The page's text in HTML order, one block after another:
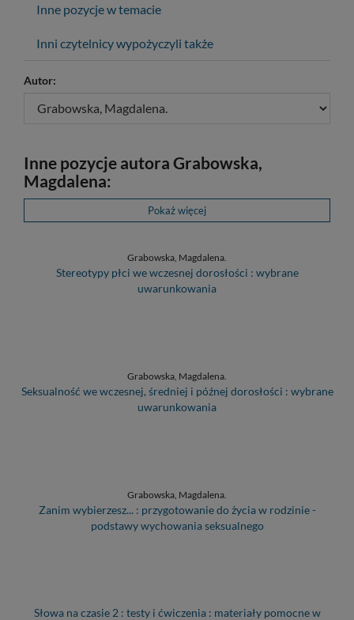
Inne pozycje w temacie
Inni czytelnicy wypożyczyli także
Autor:
Inne pozycje autora Grabowska,
Magdalena:
Pokaż więcej
Grabowska, Magdalena.
Stereotypy płci we wczesnej dorosłości : wybrane
uwarunkowania
Grabowska, Magdalena.
Seksualność we wczesnej, średniej i późnej dorosłości : wybrane
uwarunkowania
Grabowska, Magdalena.
Zanim wybierzesz... : przygotowanie do życia w rodzinie -
podstawy wychowania seksualnego
Słowa na czasie 2 : testy i ćwiczenia : materiały pomocne w